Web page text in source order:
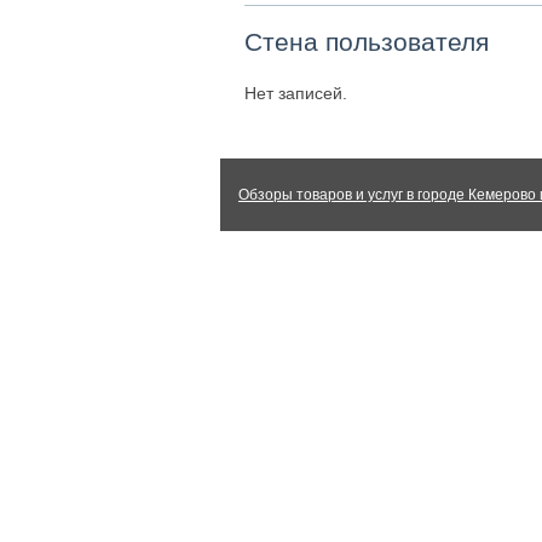
Стена пользователя
Нет записей.
Обзоры товаров и услуг в городе Кемерово